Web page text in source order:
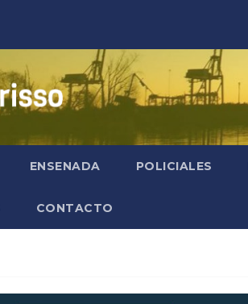
ENSENADA POLICIALES
CONTACTO